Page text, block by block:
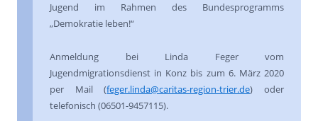
Jugend im Rahmen des Bundesprogramms
„Demokratie leben!“
Anmeldung bei Linda Feger vom
Jugendmigrationsdienst in Konz bis zum 6. März 2020
per Mail (feger.linda@caritas-region-trier.de) oder
telefonisch (06501-9457115).